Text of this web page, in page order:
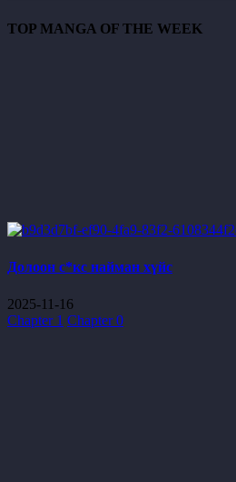
TOP MANGA OF THE WEEK
Долоон с*кс найман хүйс
2025-11-16
Chapter 1 Chapter 0